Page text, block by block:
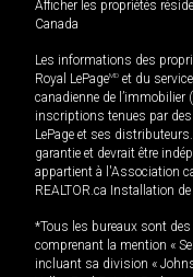
Afficher les propriétés
Canada
Les informations des
Royal LePageMD et du
canadienne de l’immobilier
inscriptions tenues par des
LePage et ses
garantie et devrait être
appartient à l'Association
REALTOR.ca Installation
*Tous les bureaux sont
comprenant la mention «
incluant sa division «